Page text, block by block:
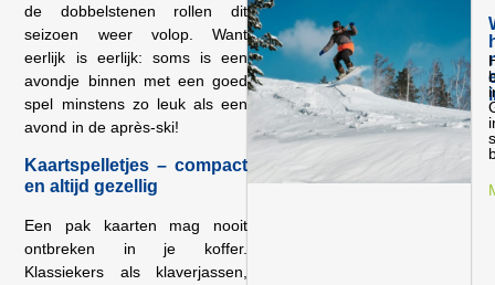
de dobbelstenen rollen dit
seizoen weer volop. Want
eerlijk is eerlijk: soms is een
avondje binnen met een goed
spel minstens zo leuk als een
avond in de après-ski!
Kaartspelletjes – compact
en altijd gezellig
Een pak kaarten mag nooit
ontbreken in je koffer.
Klassiekers als klaverjassen,